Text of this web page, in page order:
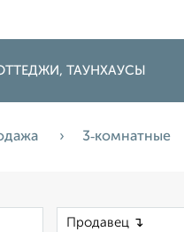
ТАУНХАУСЫ
3‑комнатные